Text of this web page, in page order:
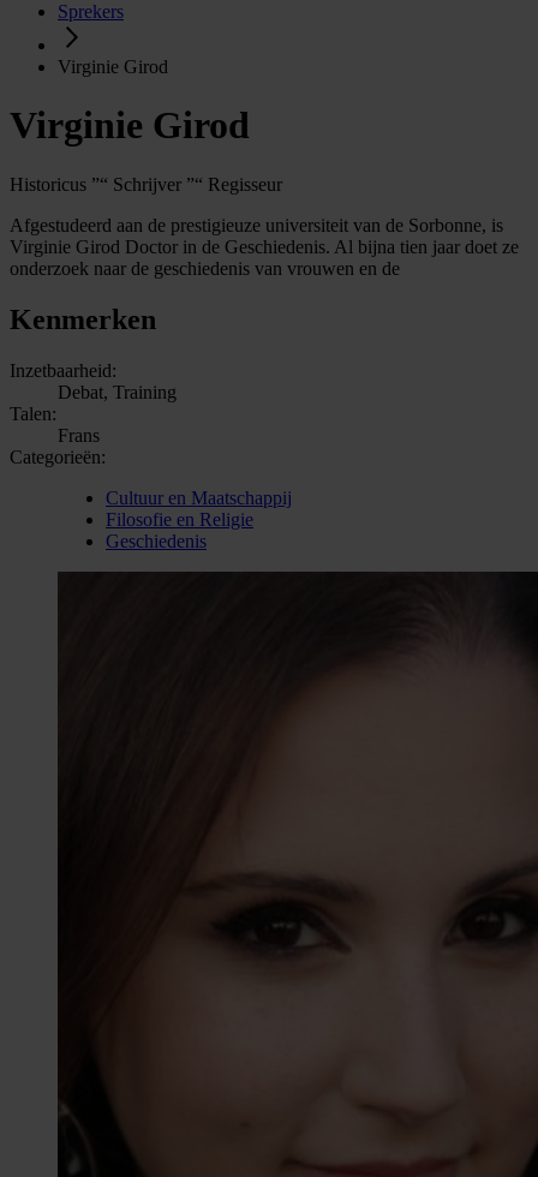
Sprekers
Virginie Girod
Virginie Girod
Historicus ”“ Schrijver ”“ Regisseur
Afgestudeerd aan de prestigieuze universiteit van de Sorbonne, is
Virginie Girod Doctor in de Geschiedenis. Al bijna tien jaar doet ze
onderzoek naar de geschiedenis van vrouwen en de
Kenmerken
Inzetbaarheid:
Debat, Training
Talen:
Frans
Categorieën:
Cultuur en Maatschappij
Filosofie en Religie
Geschiedenis